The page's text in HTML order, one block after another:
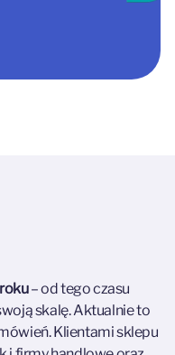
– od tego czasu
skalę. Aktualnie to
Klientami sklepu